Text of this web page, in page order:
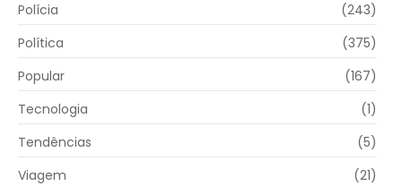
Polícia
(243)
Política
(375)
Popular
(167)
Tecnologia
(1)
Tendências
(5)
Viagem
(21)